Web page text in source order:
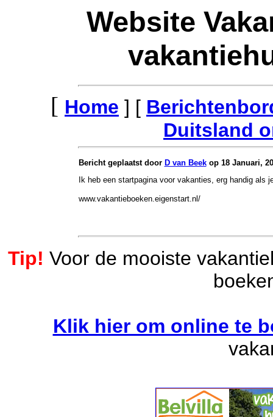
Website
[ Home ] [
Duitsland
Bericht geplaatst door D van Beekop 18 Januari,
Ik heb een startpagina voor vakanties, erg handig als
www.vakantieboeken.eigenstart.nl/
Tip! Voor de mooiste
Klik hier om online te